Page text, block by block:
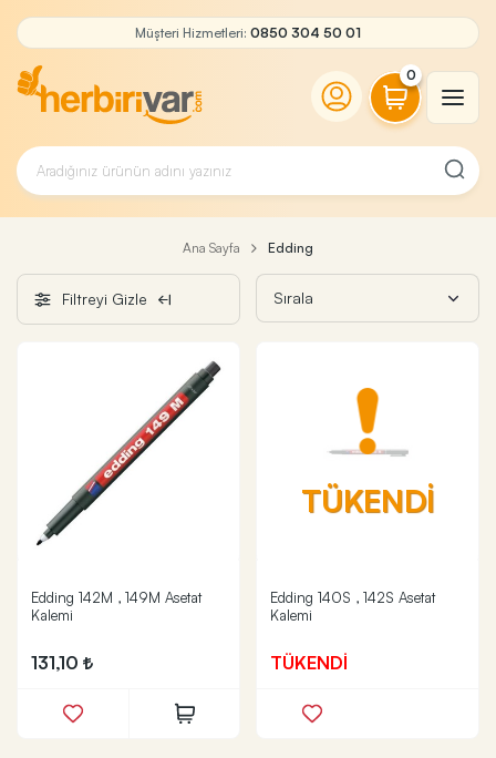
Müşteri Hizmetleri: 0850 304 50 01
0
Ana Sayfa Edding
Filtreyi Gizle
Edding 142M , 149M Asetat
Kalemi
131,10
TÜKENDİ
Edding 140S , 142S Asetat
Kalemi
TÜKENDİ